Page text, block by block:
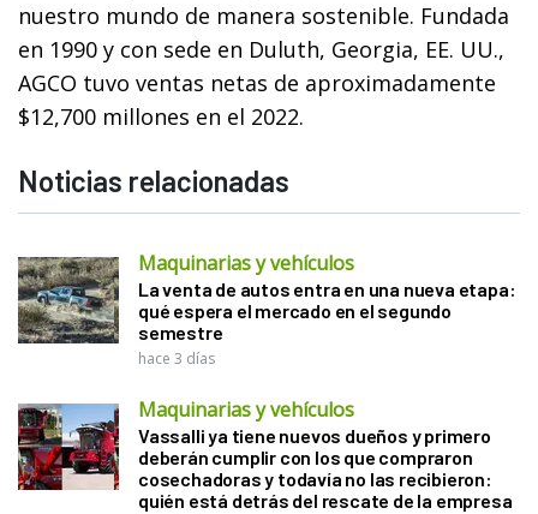
nuestro mundo de manera sostenible. Fundada
en 1990 y con sede en Duluth, Georgia, EE. UU.,
AGCO tuvo ventas netas de aproximadamente
$12,700 millones en el 2022.
Noticias relacionadas
Maquinarias y vehículos
La venta de autos entra en una nueva etapa:
qué espera el mercado en el segundo
semestre
hace 3 días
Maquinarias y vehículos
Vassalli ya tiene nuevos dueños y primero
deberán cumplir con los que compraron
cosechadoras y todavía no las recibieron:
quién está detrás del rescate de la empresa